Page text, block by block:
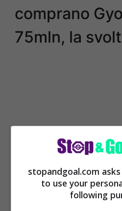
comprano
75mln, la
Non saranno tarpate le
stopandgoal.com
to use your
following